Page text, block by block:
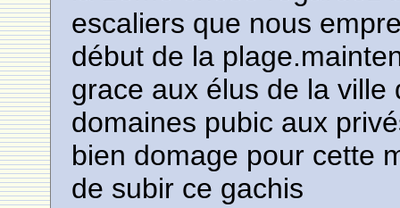
escaliers que nous
début de la
grace aux élus de la
domaines pubic aux
bien domage pour cette
de subir ce gachis